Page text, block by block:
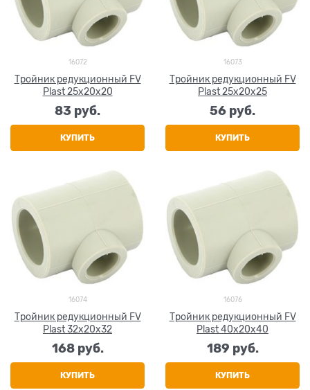
16072
Тройник редукционный FV
Plast 25х20х20
83 руб.
КУПИТЬ
16073
Тройник редукционный FV
Plast 25х20х25
56 руб.
КУПИТЬ
16074
Тройник редукционный FV
Plast 32х20х32
168 руб.
КУПИТЬ
16076
Тройник редукционный FV
Plast 40х20х40
189 руб.
КУПИТЬ